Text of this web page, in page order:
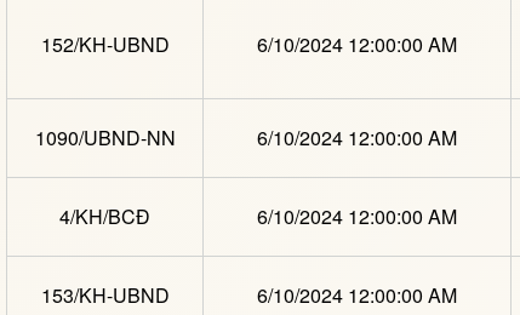
152/KH-UBND 6/10/2024 12:00:00 AM
1090/UBND-NN 6/10/2024 12:00:00 AM
4/KH/BCĐ 6/10/2024 12:00:00 AM
153/KH-UBND 6/10/2024 12:00:00 AM